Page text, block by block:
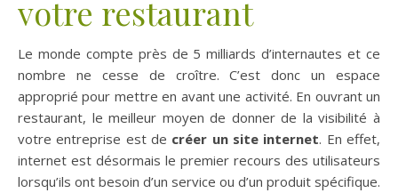
votre restaurant
Le monde compte près de 5 milliards d’internautes et ce
nombre ne cesse de croître. C’est donc un espace
approprié pour mettre en avant une activité. En ouvrant un
restaurant, le meilleur moyen de donner de la visibilité à
votre entreprise est de créer un site internet. En effet,
internet est désormais le premier recours des utilisateurs
lorsqu’ils ont besoin d’un service ou d’un produit spécifique.